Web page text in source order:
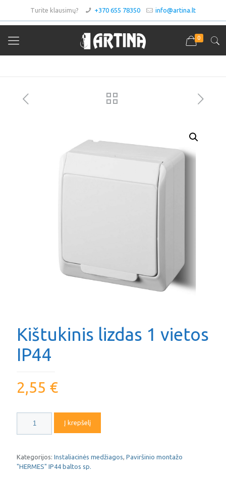
Turite klausimų? +370 655 78350 info@artina.lt
0
Asortimentas
Kištukinis lizdas 1 vietos
IP44
2,55 €
kiekis:
Kištukinis
1
vietos
Į krepšelį
Kategorijos: Instaliacinės medžiagos, Paviršinio montažo
"HERMES" IP44 baltos sp.